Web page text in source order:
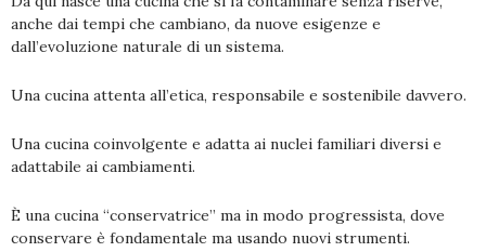
anche dai tempi che cambiano, da nuove esigenze e
dall’evoluzione naturale di un sistema.
Una cucina attenta all’etica, responsabile e sostenibile davvero.
Una cucina coinvolgente e adatta ai nuclei familiari diversi e
adattabile ai cambiamenti.
È una cucina “conservatrice” ma in modo progressista, dove
conservare è fondamentale ma usando nuovi strumenti.